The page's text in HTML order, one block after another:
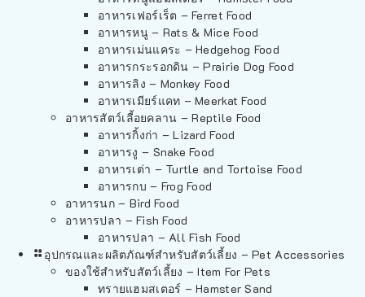
อาหารเฟอร์เร็ต – Ferret Food
อาหารหนู – Rats & Mice Food
อาหารเม่นแคระ – Hedgehog Food
อาหารกระรอกดิน – Prairie Dog Food
อาหารลิง – Monkey Food
อาหารเมียร์แคท – Meerkat Food
อาหารสัตว์เลี้อยคลาน – Reptile Food
อาหารกิ้งก่า – Lizard Food
อาหารงู – Snake Food
อาหารเต่า – Turtle and Tortoise Food
อาหารกบ – Frog Food
อาหารนก – Bird Food
อาหารปลา – Fish Food
อาหารปลา – All Fish Food
อุปกรณและผลิตภัณฑ์สำหรับสัตว์เลี้ยง – Pet Accessories
ของใช้สำหรับสัตว์เลี้ยง – Item For Pets
ทรายแฮมสเตอร์ – Hamster Sand